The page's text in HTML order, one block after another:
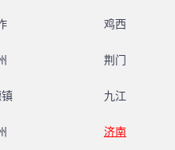
鸡西
荆门
九江
济南